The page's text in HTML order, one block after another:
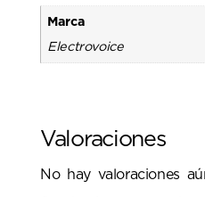
Marca
Electrovoice
Valoraciones
No hay valoraciones